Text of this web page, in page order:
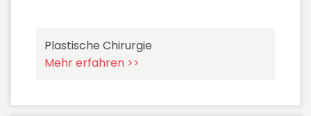
Plastische Chirurgie
Mehr erfahren >>